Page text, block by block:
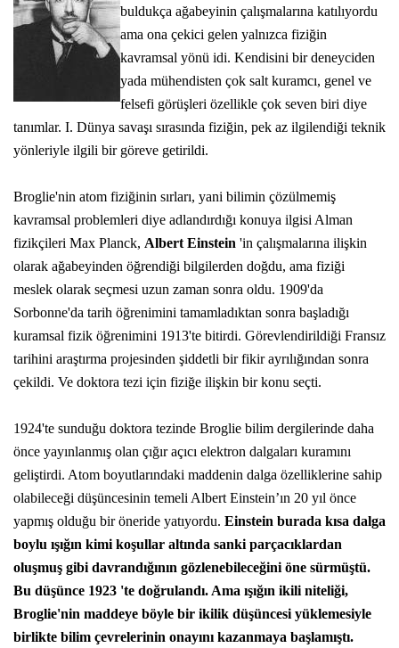
buldukça ağabeyinin çalışmalarına katılıyordu
ama ona çekici gelen yalnızca fiziğin
kavramsal yönü idi. Kendisini bir deneyciden
yada mühendisten çok salt kuramcı, genel ve
felsefi görüşleri özellikle çok seven biri diye
tanımlar. I. Dünya savaşı sırasında fiziğin, pek az ilgilendiği teknik
yönleriyle ilgili bir göreve getirildi.
Broglie'nin atom fiziğinin sırları, yani bilimin çözülmemiş
kavramsal problemleri diye adlandırdığı konuya ilgisi Alman
fizikçileri Max Planck, Albert Einstein 'in çalışmalarına ilişkin
olarak ağabeyinden öğrendiği bilgilerden doğdu, ama fiziği
meslek olarak seçmesi uzun zaman sonra oldu. 1909'da
Sorbonne'da tarih öğrenimini tamamladıktan sonra başladığı
kuramsal fizik öğrenimini 1913'te bitirdi. Görevlendirildiği Fransız
tarihini araştırma projesinden şiddetli bir fikir ayrılığından sonra
çekildi. Ve doktora tezi için fiziğe ilişkin bir konu seçti.
1924'te sunduğu doktora tezinde Broglie bilim dergilerinde daha
önce yayınlanmış olan çığır açıcı elektron dalgaları kuramını
geliştirdi. Atom boyutlarındaki maddenin dalga özelliklerine sahip
olabileceği düşüncesinin temeli Albert Einstein’ın 20 yıl önce
yapmış olduğu bir öneride yatıyordu. Einstein burada kısa dalga
boylu ışığın kimi koşullar altında sanki parçacıklardan
oluşmuş gibi davrandığının gözlenebileceğini öne sürmüştü.
Bu düşünce 1923 'te doğrulandı. Ama ışığın ikili niteliği,
Broglie'nin maddeye böyle bir ikilik düşüncesi yüklemesiyle
birlikte bilim çevrelerinin onayını kazanmaya başlamıştı.